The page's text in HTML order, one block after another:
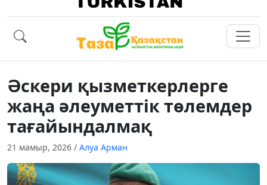
Әскери қызметкерлерге
жаңа әлеуметтік төлемдер
тағайындалмақ
21 мамыр, 2026 / Алуа Арман